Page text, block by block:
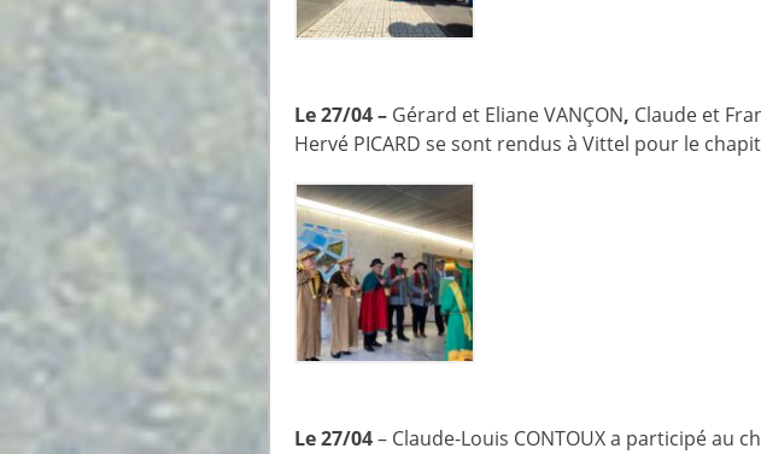
Le 27/04 – Gérard et Eliane VANÇON, Claude et
Hervé PICARD se sont rendus à Vittel pour le
Le 27/04– Claude-Louis CONTOUX a participé au